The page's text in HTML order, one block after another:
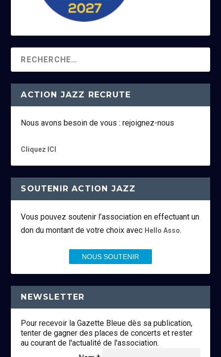
ACTION JAZZ RECRUTE
Nous avons besoin de vous : rejoignez-nous
Cliquez ICI
SOUTENIR ACTION JAZZ
Vous pouvez soutenir l’association en effectuant un
don du montant de votre choix avec Hello Asso.
NOUS SOUTENIR
NEWSLETTER
Pour recevoir la Gazette Bleue dès sa publication,
tenter de gagner des places de concerts et rester
au courant de l'actualité de l'association.